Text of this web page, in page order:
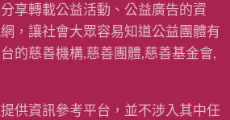
享轉載公益活動、公益廣告的資
，讓社會大眾容易知道公益團體有
的慈善機構,慈善團體,慈善基金會,
供資訊參考平台，並不涉入其中任